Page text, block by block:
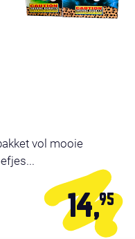
vol mooie
14,95